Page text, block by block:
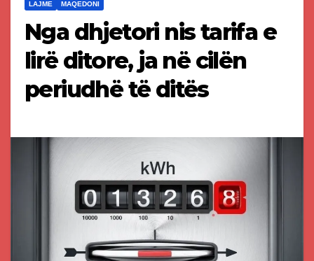
LAJME MAQEDONI
Nga dhjetori nis tarifa e
lirë ditore, ja në cilën
periudhë të ditës